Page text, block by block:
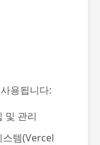
용됩니다:
및 관리
스템(Vercel